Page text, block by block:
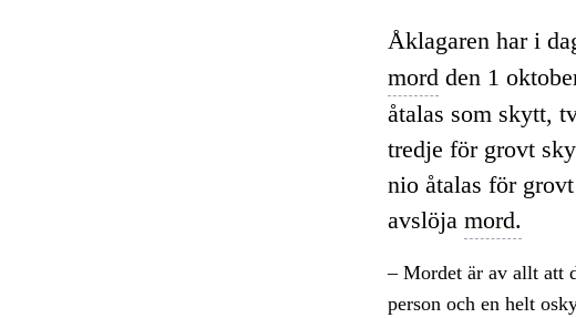
Åklagaren har i
mord den 1
åtalas som skytt,
tredje för grovt
nio åtalas för
avslöja mord.
– Mordet är av allt att
person och en helt